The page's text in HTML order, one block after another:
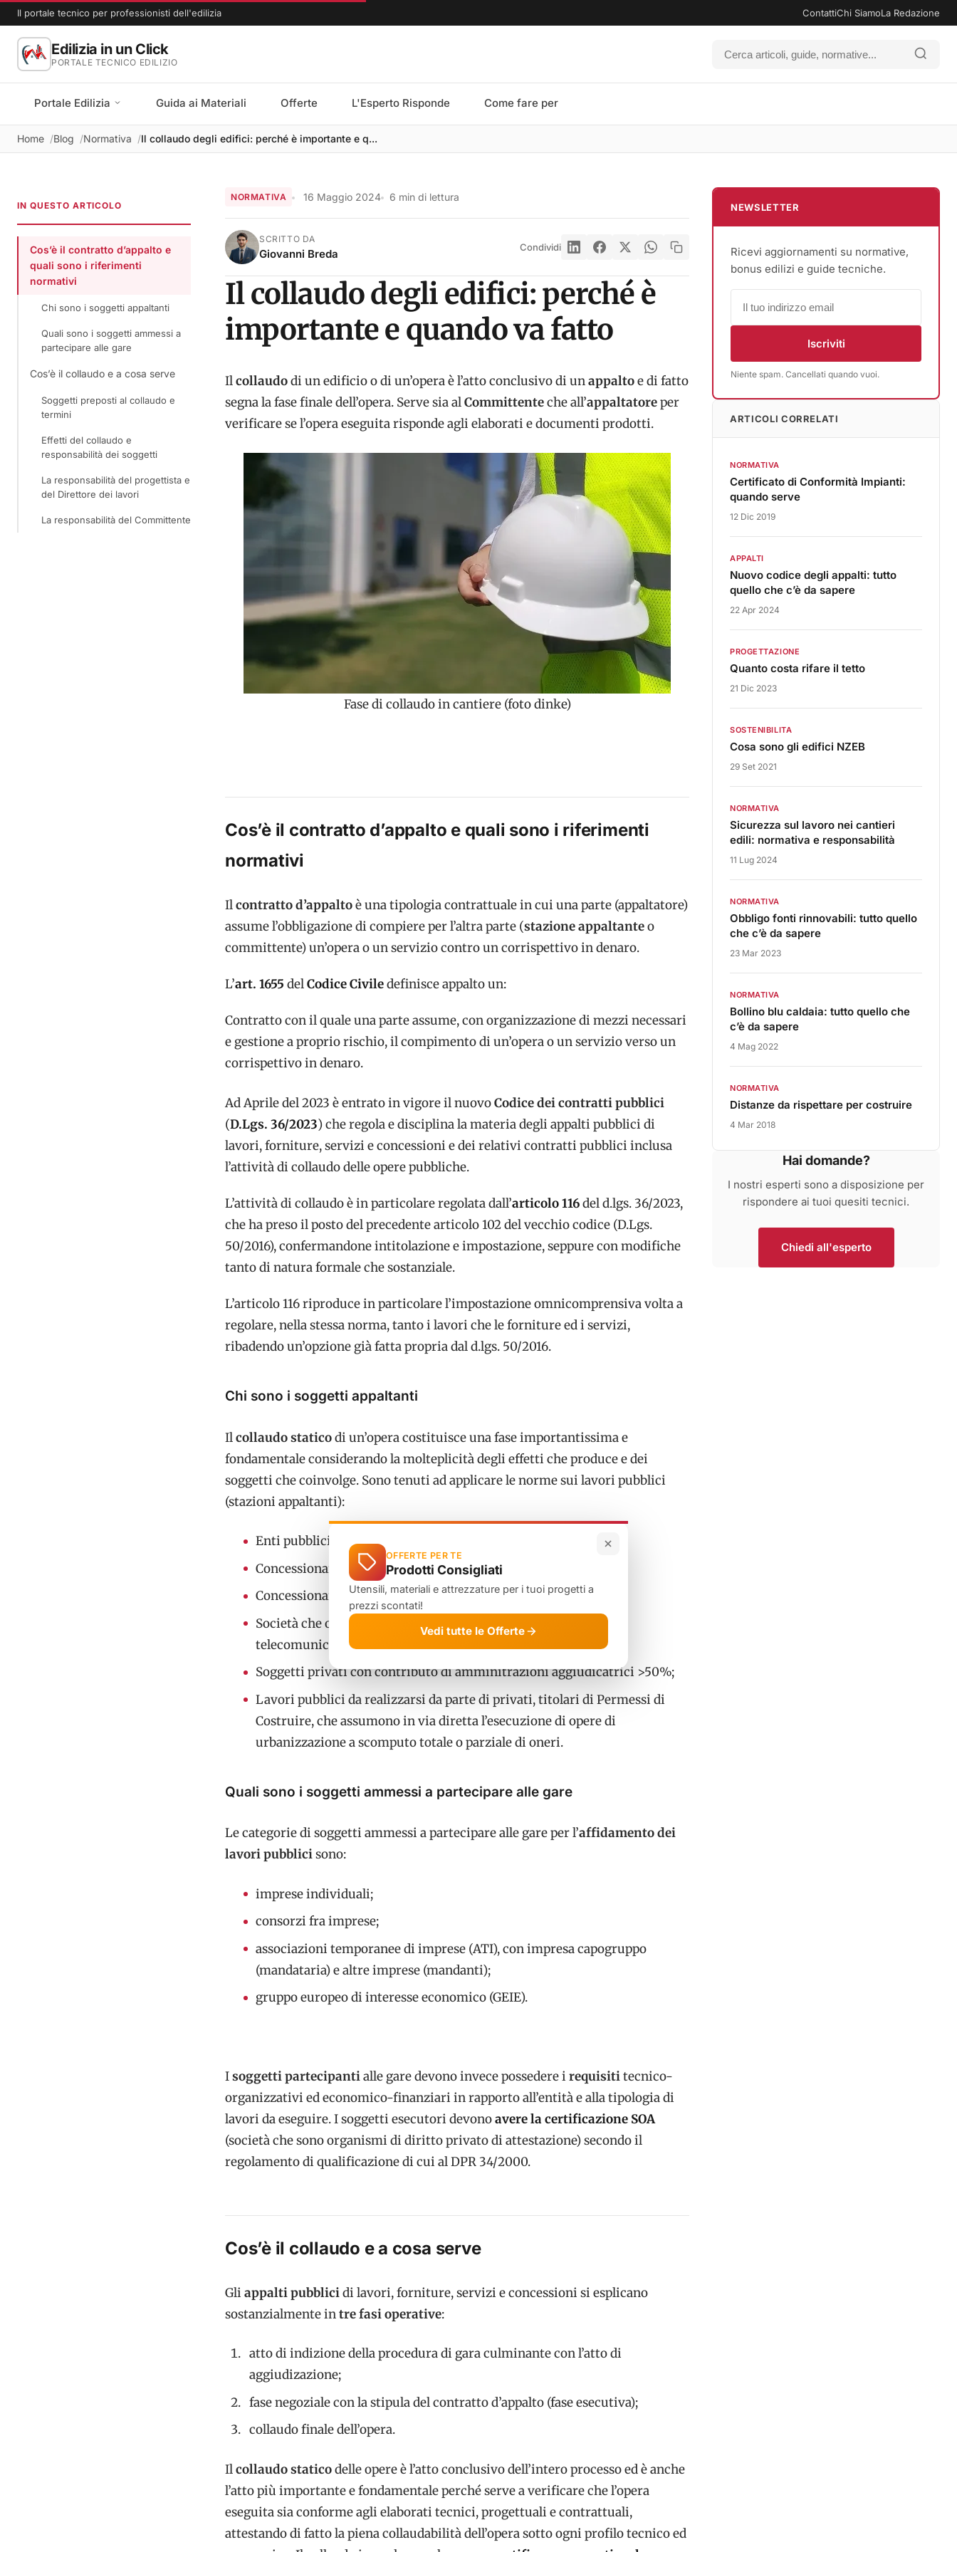
Il portale tecnico per professionisti dell'edilizia ContattiChi SiamoLa Redazione
Edilizia in un Click
PORTALE TECNICO EDILIZIO
Portale Edilizia Guida ai Materiali Offerte L'Esperto Risponde Come fare per
Home Blog Normativa Il collaudo degli edifici: perché è importante e q...
IN QUESTO ARTICOLO
Cos’è il contratto d’appalto e
quali sono i riferimenti
normativi
Chi sono i soggetti appaltanti
Quali sono i soggetti ammessi a
partecipare alle gare
Cos’è il collaudo e a cosa serve
Soggetti preposti al collaudo e
termini
Effetti del collaudo e
responsabilità dei soggetti
La responsabilità del progettista e
del Direttore dei lavori
La responsabilità del Committente
NORMATIVA 16 Maggio 2024 6 min di lettura
SCRITTO DA
Giovanni Breda Condividi
Il collaudo degli edifici: perché è
importante e quando va fatto
Ilcollaudodi un edificio o di un’opera è l’atto conclusivo di unappaltoe di fatto
segna la fase finale dell’opera. Serve sia alCommittenteche all’appaltatoreper
verificare se l’opera eseguita risponde agli elaborati e documenti prodotti.
Fase di collaudo in cantiere (foto dinke)
Cos’è il contratto d’appalto e quali sono i riferimenti
normativi
Ilcontratto d’appaltoè una tipologia contrattuale in cui una parte (appaltatore)
assume l’obbligazione di compiere per l’altra parte (stazione appaltanteo
committente) un’opera o un servizio contro un corrispettivo in denaro.
L’art. 1655 delCodice Civiledefinisce appalto un:
Contratto con il quale una parte assume, con organizzazione di mezzi necessari
e gestione a proprio rischio, il compimento di un’opera o un servizio verso un
corrispettivo in denaro.
Ad Aprile del 2023 è entrato in vigore il nuovoCodice dei contratti pubblici
(D.Lgs. 36/2023) che regola e disciplina la materia degli appalti pubblici di
lavori, forniture, servizi e concessioni e dei relativi contratti pubblici inclusa
l’attività di collaudo delle opere pubbliche.
L’attività di collaudo è in particolare regolata dall’articolo 116del d.lgs. 36/2023,
che ha preso il posto del precedente articolo 102 del vecchio codice (D.Lgs.
50/2016), confermandone intitolazione e impostazione, seppure con modifiche
tanto di natura formale che sostanziale.
L’articolo 116 riproduce in particolare l’impostazione omnicomprensiva volta a
regolare, nella stessa norma, tanto i lavori che le forniture ed i servizi,
ribadendo un’opzione già fatta propria dal d.lgs. 50/2016.
Chi sono i soggetti appaltanti
Ilcollaudo staticodi un’opera costituisce una fase importantissima e
fondamentale considerando la molteplicità degli effetti che produce e dei
soggetti che coinvolge. Sono tenuti ad applicare le norme sui lavori pubblici
(stazioni appaltanti):
Enti pubblici;
Concessionari di LLPP;
Concessionari di pubblici servizi;
Società che operano in settori speciali (energia, acqua, trasporti,
telecomunicazioni);
Soggetti privati con contributo di amminitrazioni aggiudicatrici >50%;
Lavori pubblici da realizzarsi da parte di privati, titolari di Permessi di
Costruire, che assumono in via diretta l’esecuzione di opere di
urbanizzazione a scomputo totale o parziale di oneri.
Quali sono i soggetti ammessi a partecipare alle gare
Le categorie di soggetti ammessi a partecipare alle gare per l’affidamento dei
lavori pubblicisono:
imprese individuali;
consorzi fra imprese;
associazioni temporanee di imprese (ATI), con impresa capogruppo
(mandataria) e altre imprese (mandanti);
gruppo europeo di interesse economico (GEIE).
Isoggetti partecipantialle gare devono invece possedere i requisititecnico-
organizzativi ed economico-finanziari in rapporto all’entità e alla tipologia di
lavori da eseguire. I soggetti esecutori devonoavere lacertificazione SOA
(società che sono organismi di diritto privato di attestazione) secondo il
regolamento di qualificazione di cui al DPR 34/2000.
Cos’è il collaudo e a cosa serve
Gli appalti pubblicidi lavori, forniture, servizi e concessioni si esplicano
sostanzialmente intre fasi operative:
atto di indizione della procedura di gara culminante con l’atto di
aggiudizazione;
fase negoziale con la stipula del contratto d’appalto (fase esecutiva);
collaudo finale dell’opera.
Ilcollaudo staticodelle opere è l’atto conclusivo dell’intero processo ed è anche
l’atto più importante e fondamentale perché serve a verificare che l’opera
eseguita sia conforme agli elaborati tecnici, progettuali e contrattuali,
attestando di fatto la piena collaudabilità dell’opera sotto ogni profilo tecnico ed
NEWSLETTER
Ricevi aggiornamenti su normative,
bonus edilizi e guide tecniche.
Iscriviti
Niente spam. Cancellati quando vuoi.
ARTICOLI CORRELATI
NORMATIVA
Certificato di Conformità Impianti:
quando serve
12 Dic 2019
APPALTI
Nuovo codice degli appalti: tutto
quello che c’è da sapere
22 Apr 2024
PROGETTAZIONE
Quanto costa rifare il tetto
21 Dic 2023
SOSTENIBILITA
Cosa sono gli edifici NZEB
29 Set 2021
NORMATIVA
Sicurezza sul lavoro nei cantieri
edili: normativa e responsabilità
11 Lug 2024
NORMATIVA
Obbligo fonti rinnovabili: tutto quello
che c’è da sapere
23 Mar 2023
NORMATIVA
Bollino blu caldaia: tutto quello che
c’è da sapere
4 Mag 2022
NORMATIVA
Distanze da rispettare per costruire
4 Mar 2018
Hai domande?
I nostri esperti sono a disposizione per
rispondere ai tuoi quesiti tecnici.
Chiedi all'esperto
OFFERTE PER TE
Prodotti Consigliati
Utensili, materiali e attrezzature per i tuoi progetti a
prezzi scontati!
Vedi tutte le Offerte